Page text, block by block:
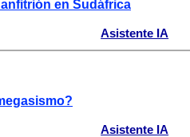
en Sudáfrica
Asistente IA
Asistente IA